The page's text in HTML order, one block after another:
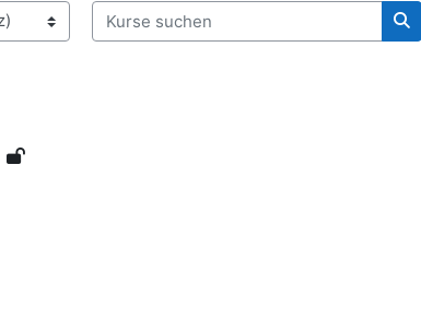
Kurse suchen